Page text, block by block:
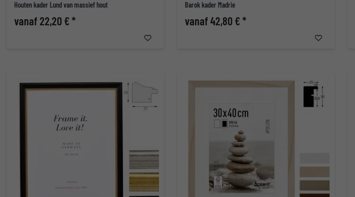
Houten kader Lund van massief hout
vanaf 22,20 € *
Barok kader Madrie
vanaf 42,80 € *